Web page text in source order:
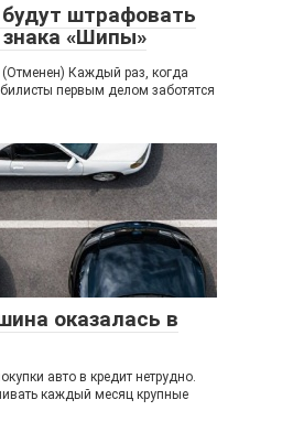
штрафовать
знака «Шипы»
Каждый раз, когда
первым делом заботятся
оказалась в
авто в кредит нетрудно.
каждый месяц крупные